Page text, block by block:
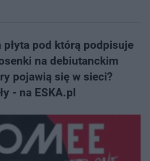
płyta pod którą podpisuje
na debiutanckim
pojawią się w sieci?
- na ESKA.pl